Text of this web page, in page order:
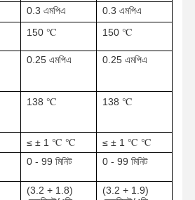
0.3 এমপিএ
0.3 এমপিএ
150 ℃ 150 ℃
0.25 এমপিএ 0.25 এমপিএ
138 ℃ 138 ℃
≤ ± 1 ℃ ℃
≤ ± 1 ℃ ℃
0 - 99 মিনিট 0 - 99 মিনিট
(3.2 + 1.8)
(3.2 + 1.9)